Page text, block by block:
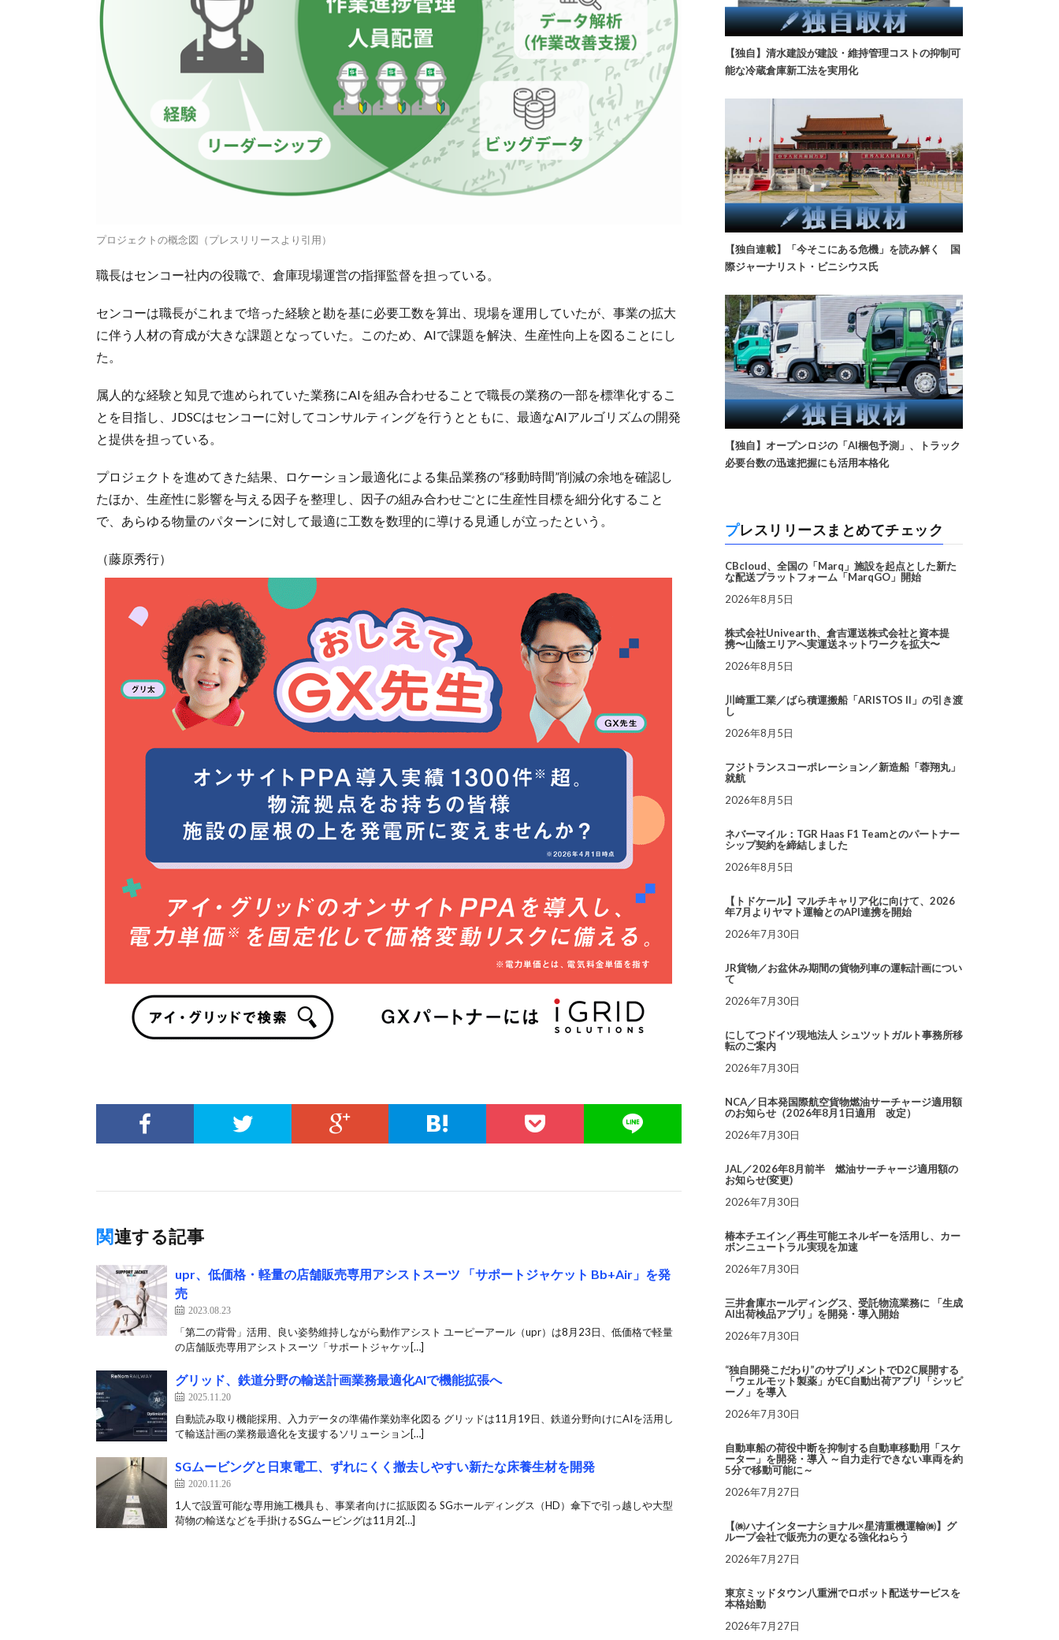
プロジェクトの概念図（プレスリリースより引用）
職長はセンコー社内の役職で、倉庫現場運営の指揮監督を担っている。
センコーは職長がこれまで培った経験と勘を基に必要工数を算出、現場を運用していたが、事業の拡大
に伴う人材の育成が大きな課題となっていた。このため、AIで課題を解決、生産性向上を図ることにし
た。
属人的な経験と知見で進められていた業務にAIを組み合わせることで職長の業務の一部を標準化するこ
とを目指し、JDSCはセンコーに対してコンサルティングを行うとともに、最適なAIアルゴリズムの開発
と提供を担っている。
プロジェクトを進めてきた結果、ロケーション最適化による集品業務の“移動時間”削減の余地を確認し
たほか、生産性に影響を与える因子を整理し、因子の組み合わせごとに生産性目標を細分化すること
で、あらゆる物量のパターンに対して最適に工数を数理的に導ける見通しが立ったという。
（藤原秀行）
関連する記事
upr、低価格・軽量の店舗販売専用アシストスーツ 「サポートジャケット Bb+Air」を発
売
2023.08.23
「第二の背骨」活用、良い姿勢維持しながら動作アシスト ユーピーアール（upr）は8月23日、低価格で軽量
の店舗販売専用アシストスーツ「サポートジャケッ[…]
グリッド、鉄道分野の輸送計画業務最適化AIで機能拡張へ
2025.11.20
自動読み取り機能採用、入力データの準備作業効率化図る グリッドは11月19日、鉄道分野向けにAIを活用し
て輸送計画の業務最適化を支援するソリューション[…]
SGムービングと日東電工、ずれにくく撤去しやすい新たな床養生材を開発
2020.11.26
1人で設置可能な専用施工機具も、事業者向けに拡販図る SGホールディングス（HD）傘下で引っ越しや大型
荷物の輸送などを手掛けるSGムービングは11月2[…]
【独自】清水建設が建設・維持管理コストの抑制可
能な冷蔵倉庫新工法を実用化
【独自連載】「今そこにある危機」を読み解く 国
際ジャーナリスト・ビニシウス氏
【独自】オープンロジの「AI梱包予測」、トラック
必要台数の迅速把握にも活用本格化
プレスリリースまとめてチェック
CBcloud、全国の「Marq」施設を起点とした新た
な配送プラットフォーム「MarqGO」開始
2026年8月5日
株式会社Univearth、倉吉運送株式会社と資本提
携〜山陰エリアへ実運送ネットワークを拡大〜
2026年8月5日
川崎重工業／ばら積運搬船「ARISTOS II」の引き渡
し
2026年8月5日
フジトランスコーポレーション／新造船「蓉翔丸」
就航
2026年8月5日
ネバーマイル：TGR Haas F1 Teamとのパートナー
シップ契約を締結しました
2026年8月5日
【トドケール】マルチキャリア化に向けて、2026
年7月よりヤマト運輸とのAPI連携を開始
2026年7月30日
JR貨物／お盆休み期間の貨物列車の運転計画につい
て
2026年7月30日
にしてつドイツ現地法人 シュツットガルト事務所移
転のご案内
2026年7月30日
NCA／日本発国際航空貨物燃油サーチャージ適用額
のお知らせ（2026年8月1日適用 改定）
2026年7月30日
JAL／2026年8月前半 燃油サーチャージ適用額の
お知らせ(変更)
2026年7月30日
椿本チエイン／再生可能エネルギーを活用し、カー
ボンニュートラル実現を加速
2026年7月30日
三井倉庫ホールディングス、受託物流業務に 「生成
AI出荷検品アプリ」を開発・導入開始
2026年7月30日
“独自開発こだわり”のサプリメントでD2C展開する
「ウェルモット製薬」がEC自動出荷アプリ「シッピ
ーノ」を導入
2026年7月30日
自動車船の荷役中断を抑制する自動車移動用「スケ
ーター」を開発・導入 ～自力走行できない車両を約
5分で移動可能に～
2026年7月27日
【㈱ハナインターナショナル×星清重機運輸㈱】グ
ループ会社で販売力の更なる強化ねらう
2026年7月27日
東京ミッドタウン八重洲でロボット配送サービスを
本格始動
2026年7月27日